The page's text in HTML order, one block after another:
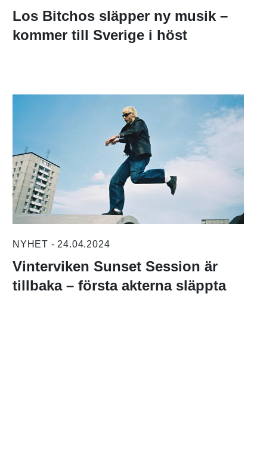
Los Bitchos släpper ny musik –
kommer till Sverige i höst
NYHET - 24.04.2024
Vinterviken Sunset Session är
tillbaka – första akterna släppta